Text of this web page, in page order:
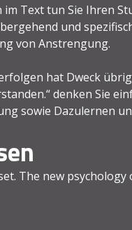
Text tun Sie Ihren
und
von Anstrengung.
hat Dweck
denken Sie
sowie Dazulernen
The new